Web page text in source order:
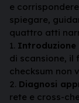
e
spiegare,
quattro atti
1.
di scansione, il
checksum non
2. Diagnosi
rete e cross-